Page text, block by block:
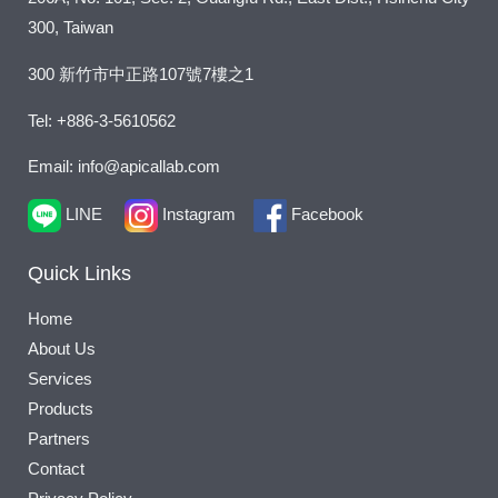
*300, Taiwan
300 新竹市中正路107號7樓之1
Tel: +886-3-5610562
Email: info@apicallab.com
LINE Instagram Facebook
Quick Links
Home
About Us
Services
Products
Partners
Contact